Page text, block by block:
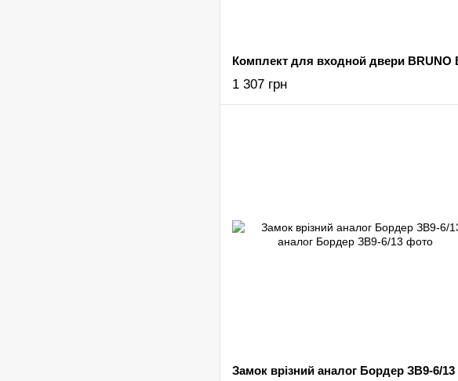
1 307 грн
Замок врізний аналог Бордер ЗВ9-6/13